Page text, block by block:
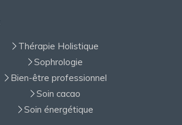
Thérapie Holistique
Sophrologie
Bien-être professionnel
Soin cacao
Soin énergétique